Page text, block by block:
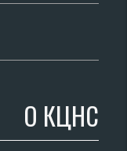
О КЦНС